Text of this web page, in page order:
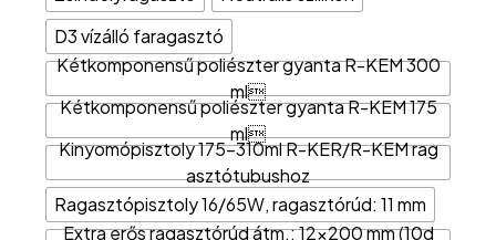
D3 vízálló faragasztó
Kétkomponensű poliészter gyanta R-KEM 300
ml
Kétkomponensű poliészter gyanta R-KEM 175
ml
Kinyomópisztoly 175-310ml R-KER/R-KEM rag
asztótubushoz
Ragasztópisztoly 16/65W, ragasztórúd: 11 mm
Extra erős ragasztórúd átm.: 12x200 mm (10d